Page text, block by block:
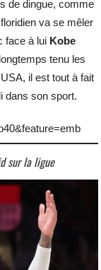
de dingue, comme
va se mêler
face à lui Kobe
tenu les
il est tout à fait
dans son sport.
sur la ligue